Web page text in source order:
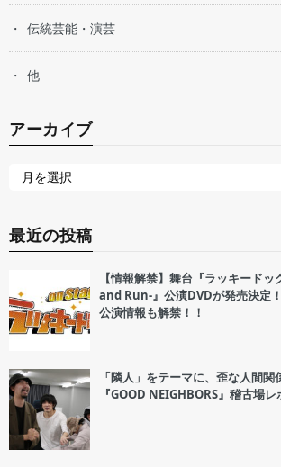
伝統芸能・演芸
他
アーカイブ
最近の投稿
【情報解禁】舞台『ラッキード
and Run-』公演DVDが発売決定
公演情報も解禁！！
「隣人」をテーマに、歪な人間
『GOOD NEIGHBORS』稽古場レ